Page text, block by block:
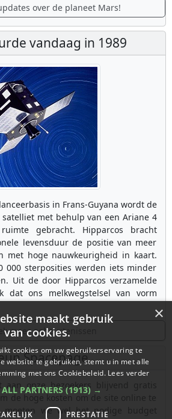
over de planeet Mars!
vandaag in 1989
in Frans-Guyana wordt de
satelliet met behulp van een Ariane 4
gebracht. Hipparcos bracht
levensduur de positie van meer
met hoge nauwkeurigheid in kaart.
000 sterposities werden iets minder
Uit de door Hipparcos verzamelde
dat ons melkwegstelsel van vorm
meer gebeurtenissen
Spacepage
aan onze bezoekers blijvend gratis
de hoge kosten om de site online te
moeten we wel het nodige budget
×
maakt gebruik
van cookies.
cookies om uw gebruikerservaring te
website te gebruiken, stemt u in met alle
met ons Cookiebeleid. Lees verder
PARTNERS (1913) →
PRESTATIE